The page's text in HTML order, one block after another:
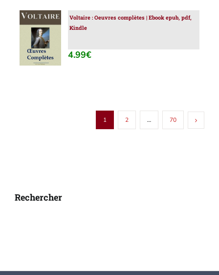
AJOUTER
AU
PANIER
/
DÉTAILS
Voltaire : Oeuvres complètes | Ebook epub, pdf,
Kindle
4.99€
1 2 … 70
Rechercher